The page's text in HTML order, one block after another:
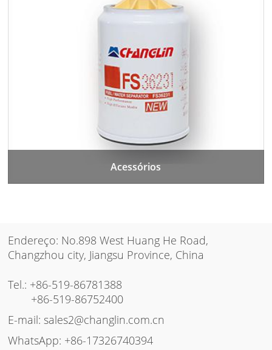
Acessórios
Endereço: No.898 West Huang He Road,
Changzhou city, Jiangsu Province, China
Tel.: +86-519-86781388
+86-519-86752400
E-mail:sales2@changlin.com.cn
WhatsApp: +86-17326740394